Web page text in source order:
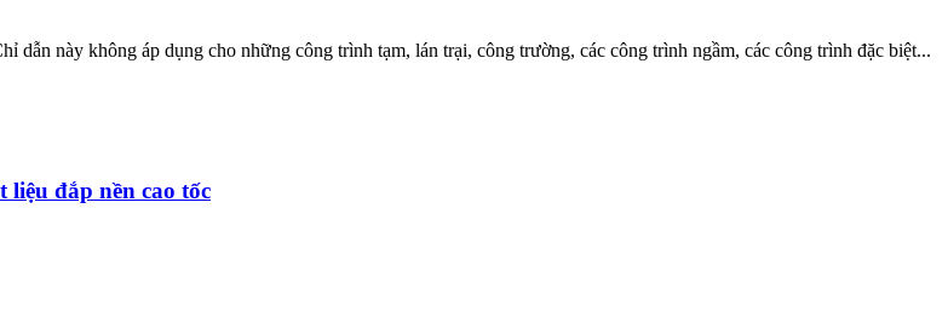
dẫn này không áp dụng cho những công trình tạm, lán trại, công trường, các công trình ngầm, các công trình đặc biệt...
đắp nền cao tốc